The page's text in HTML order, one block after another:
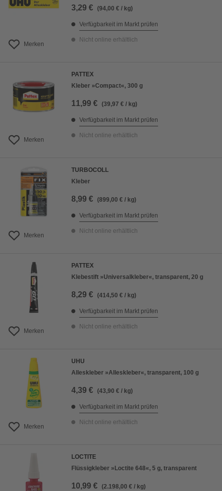
Merken
3,29 € (94,00 € / kg)
Verfügbarkeit im Markt prüfen
Nicht online erhältlich
Merken
PATTEX
Kleber »Compact«, 300 g
11,99 € (39,97 € / kg)
Verfügbarkeit im Markt prüfen
Nicht online erhältlich
Merken
TURBOCOLL
Kleber
8,99 € (899,00 € / kg)
Verfügbarkeit im Markt prüfen
Nicht online erhältlich
Merken
PATTEX
Klebestift »Universalkleber«, transparent, 20 g
8,29 € (414,50 € / kg)
Verfügbarkeit im Markt prüfen
Nicht online erhältlich
Merken
UHU
Alleskleber »Alleskleber«, transparent, 100 g
4,39 € (43,90 € / kg)
Verfügbarkeit im Markt prüfen
Nicht online erhältlich
LOCTITE
Flüssigkleber »Loctite 648«, 5 g, transparent
10,99 € (2.198,00 € / kg)